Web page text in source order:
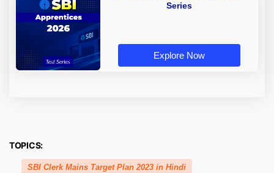
Series
Explore Now
TOPICS:
SBI Clerk Mains Target Plan 2023 in Hindi